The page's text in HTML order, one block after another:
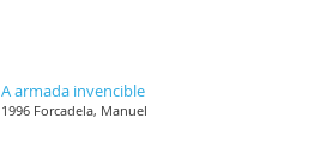
A armada invencible
1996 Forcadela, Manuel